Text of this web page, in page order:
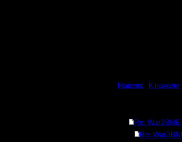
Наверх
К началу
Re:
Re: